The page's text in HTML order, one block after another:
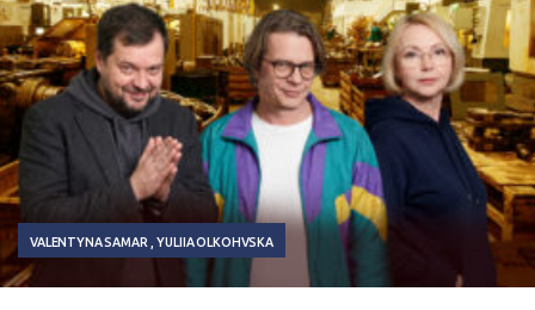
VALENTYNA SAMAR YULIIA OLKOHVSKA